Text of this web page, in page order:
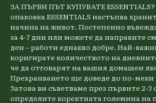
ЗА ПЪРВИ ПЪТ КУПУВАТЕ
опаковка ESSENTIALS настъпва
начина на живот. Постепенно
за 4-7 дни или можете да направите
ден – работи еднакво добре. Най-
коригирате количеството на
че да отговарят на вашия домашен
Прехранването ще доведе до по-
Затова ви съветваме през първите 2-
определите коректната големина на